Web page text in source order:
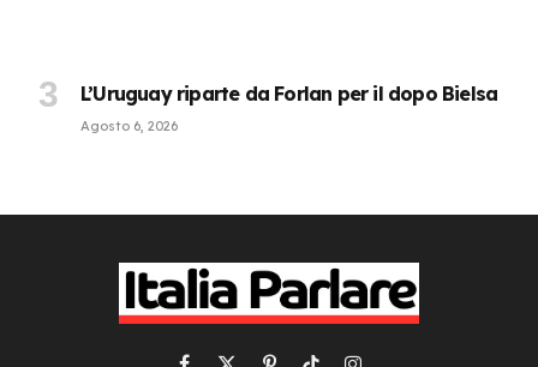
L’Uruguay riparte da Forlan per il dopo Bielsa
Agosto 6, 2026